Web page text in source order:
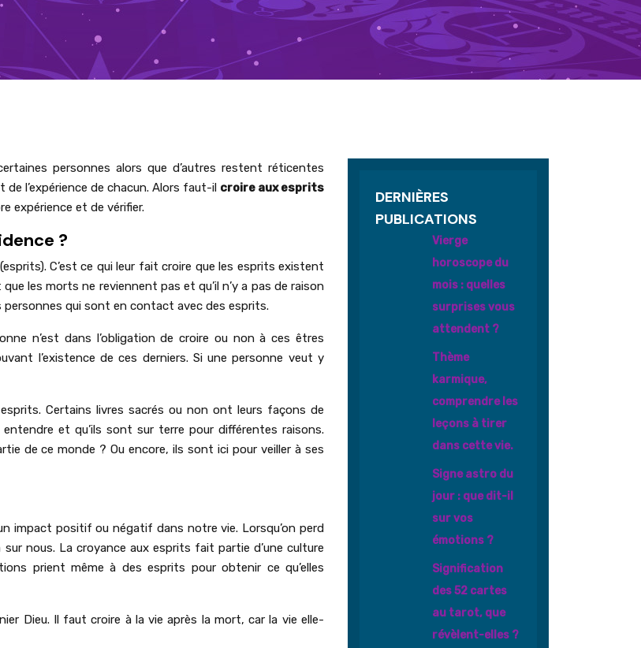
personnes alors que d’autres restent réticentes
l’expérience de chacun. Alors faut-il croire aux esprits
expérience et de vérifier.
?
C’est ce qui leur fait croire que les esprits existent
les morts ne reviennent pas et qu’il n’y a pas de raison
personnes qui sont en contact avec des esprits.
n’est dans l’obligation de croire ou non à ces êtres
l’existence de ces derniers. Si une personne veut y
Certains livres sacrés ou non ont leurs façons de
et qu’ils sont sur terre pour différentes raisons.
de ce monde ? Ou encore, ils sont ici pour veiller à ses
impact positif ou négatif dans notre vie. Lorsqu’on perd
nous. La croyance aux esprits fait partie d’une culture
prient même à des esprits pour obtenir ce qu’elles
Dieu. Il faut croire à la vie après la mort, car la vie elle-
DERNIÈRES
PUBLICATIONS
Vierge
horoscope du
mois : quelles
surprises vous
attendent ?
Thème
karmique,
comprendre les
leçons à tirer
dans cette vie.
Signe astro du
jour : que dit-il
sur vos
émotions ?
Signification
des 52 cartes
au tarot, que
révèlent-elles ?